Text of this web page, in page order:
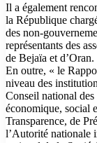
Il a également
la République
des non-
représentants des
de Bejaïa et d’Oran.
En outre, « le
niveau des
Conseil national
économique, social
Transparence, de
l’Autorité nationale